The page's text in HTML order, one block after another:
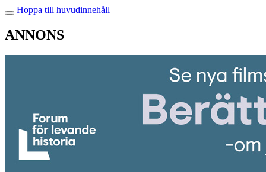
Hoppa till huvudinnehåll
ANNONS